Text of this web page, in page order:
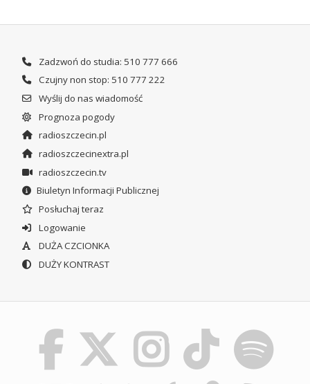
Zadzwoń do studia: 510 777 666
Czujny non stop: 510 777 222
Wyślij do nas wiadomość
Prognoza pogody
radioszczecin.pl
radioszczecinextra.pl
radioszczecin.tv
Biuletyn Informacji Publicznej
Posłuchaj teraz
Logowanie
DUŻA CZCIONKA
DUŻY KONTRAST